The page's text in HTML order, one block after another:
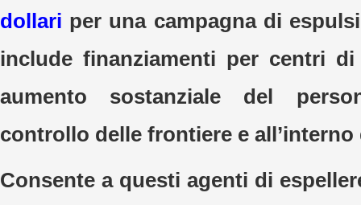
dollari per una campagna di
include finanziamenti per centri
aumento sostanziale del
controllo delle frontiere e all’interno
Consente a questi agenti di